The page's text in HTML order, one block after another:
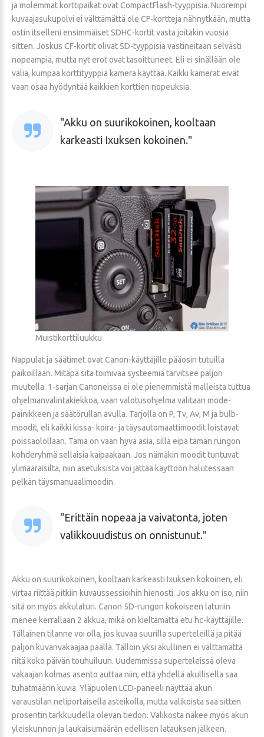
ja molemmat korttipaikat ovat CompactFlash-tyyppisia. Nuorempi
kuvaajasukupolvi ei välttämättä ole CF-kortteja nähnytkään, mutta
ostin itselleni ensimmäiset SDHC-kortit vasta joitakin vuosia
sitten. Joskus CF-kortit olivat SD-tyyppisia vastineitaan selvästi
nopeampia, mutta nyt erot ovat tasoittuneet. Eli ei sinällään ole
väliä, kumpaa korttityyppiä kamera käyttää. Kaikki kamerat eivät
vaan osaa hyödyntää kaikkien korttien nopeuksia.
Akku on suurikokoinen, kooltaan
karkeasti Ixuksen kokoinen.
Muistikorttiluukku
Nappulat ja säätimet ovat Canon-käyttäjille pääosin tutuilla
paikoillaan. Mitäpä sitä toimivaa systeemiä tarvitsee paljon
muutella. 1-sarjan Canoneissa ei ole pienemmistä malleista tuttua
ohjelmanvalintakiekkoa, vaan valotusohjelma valitaan mode-
painikkeen ja säätörullan avulla. Tarjolla on P, Tv, Av, M ja bulb-
moodit, eli kaikki kissa- koira- ja täysautomaattimoodit loistavat
poissaolollaan. Tämä on vaan hyvä asia, sillä eipä tämän rungon
kohderyhmä sellaisia kaipaakaan. Jos nämäkin moodit tuntuvat
ylimääräisiltä, niin asetuksista voi jättää käyttöön halutessaan
pelkän täysmanuaalimoodin.
Erittäin nopeaa ja vaivatonta, joten
valikkouudistus on onnistunut.
Akku on suurikokoinen, kooltaan karkeasti Ixuksen kokoinen, eli
virtaa riittää pitkiin kuvaussessioihin hienosti. Jos akku on iso, niin
sitä on myös akkulaturi. Canon 5D-rungon kokoiseen laturiin
menee kerrallaan 2 akkua, mikä on kieltämättä etu hc-käyttäjille.
Tällainen tilanne voi olla, jos kuvaa suurilla superteleillä ja pitää
paljon kuvanvakaajaa päällä. Tällöin yksi akullinen ei välttämättä
riitä koko päivän touhuiluun. Uudemmissa superteleissä oleva
vakaajan kolmas asento auttaa niin, että yhdellä akullisella saa
tuhatmäärin kuvia. Yläpuolen LCD-paneeli näyttää akun
varaustilan neliportaisella asteikolla, mutta valikoista saa sitten
prosentin tarkkuudella olevan tiedon. Valikosta näkee myös akun
yleiskunnon ja laukaisumäärän edellisen latauksen jälkeen.